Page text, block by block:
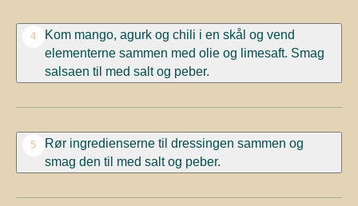
4
Kom mango, agurk og chili i en skål og vend
elementerne sammen med olie og limesaft. Smag
salsaen til med salt og peber.
5
Rør ingredienserne til dressingen sammen og
smag den til med salt og peber.